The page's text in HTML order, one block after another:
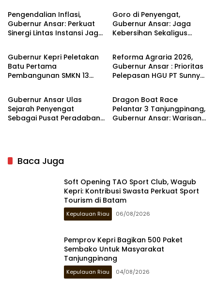
Pengendalian Inflasi,
Gubernur Ansar: Perkuat
Sinergi Lintas Instansi Jaga
Goro di Penyengat,
Gubernur Ansar: Jaga
Kebersihan Sekaligus
Kepulauan Riau
Gubernur Kepri Peletakan
Batu Pertama
Pembangunan SMKN 13
Kepulauan Riau
Reforma Agraria 2026,
Gubernur Ansar : Prioritas
Pelepasan HGU PT Sunny
Kepulauan Riau
Gubernur Ansar Ulas
Sejarah Penyengat
Sebagai Pusat Peradaban
Kepulauan Riau
Dragon Boat Race
Pelantar 3 Tanjungpinang,
Gubernur Ansar: Warisan
Baca Juga
Soft Opening TAO Sport Club, Wagub
Kepri: Kontribusi Swasta Perkuat Sport
Tourism di Batam
Kepulauan Riau 06/08/2026
Pemprov Kepri Bagikan 500 Paket
Sembako Untuk Masyarakat
Tanjungpinang
Kepulauan Riau 04/08/2026